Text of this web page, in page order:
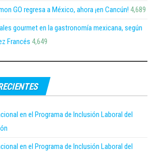
GO regresa a México, ahora ¡en Cancún! 4,689
gourmet en la gastronomía mexicana, según
Francés 4,649
en el Programa de Inclusión Laboral del
en el Programa de Inclusión Laboral del